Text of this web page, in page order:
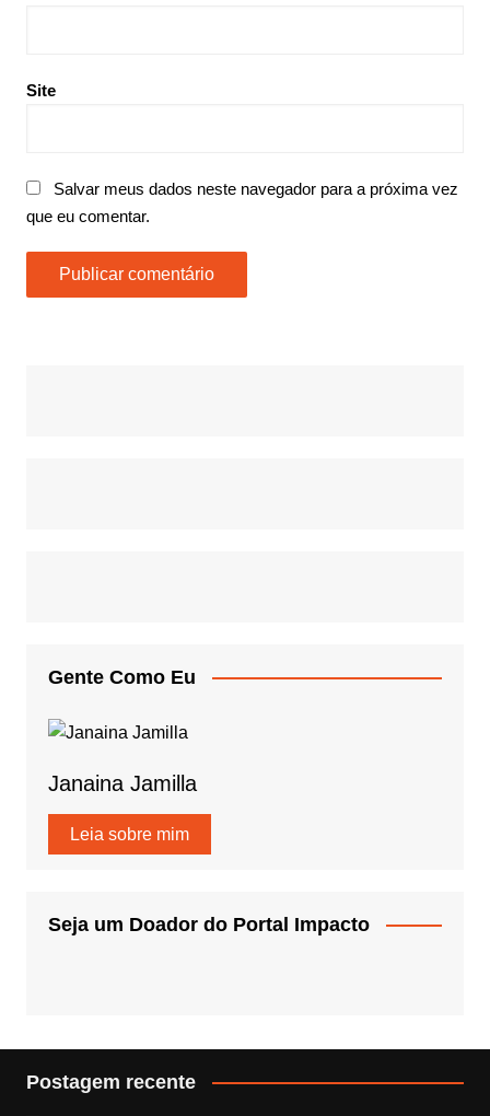
Site
Salvar meus dados neste navegador para a próxima vez
que eu comentar.
Gente Como Eu
Janaina Jamilla
Leia sobre mim
Seja um Doador do Portal Impacto
Postagem recente